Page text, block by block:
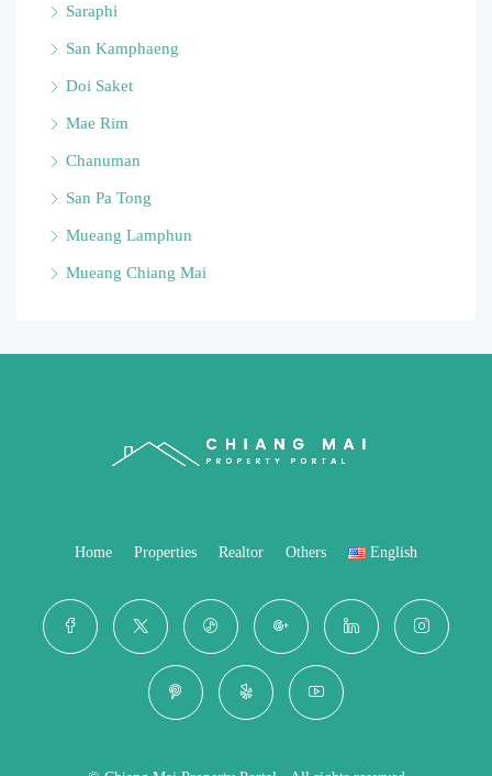
Saraphi
San Kamphaeng
Doi Saket
Mae Rim
Chanuman
San Pa Tong
Mueang Lamphun
Mueang Chiang Mai
Home Properties Realtor Others English